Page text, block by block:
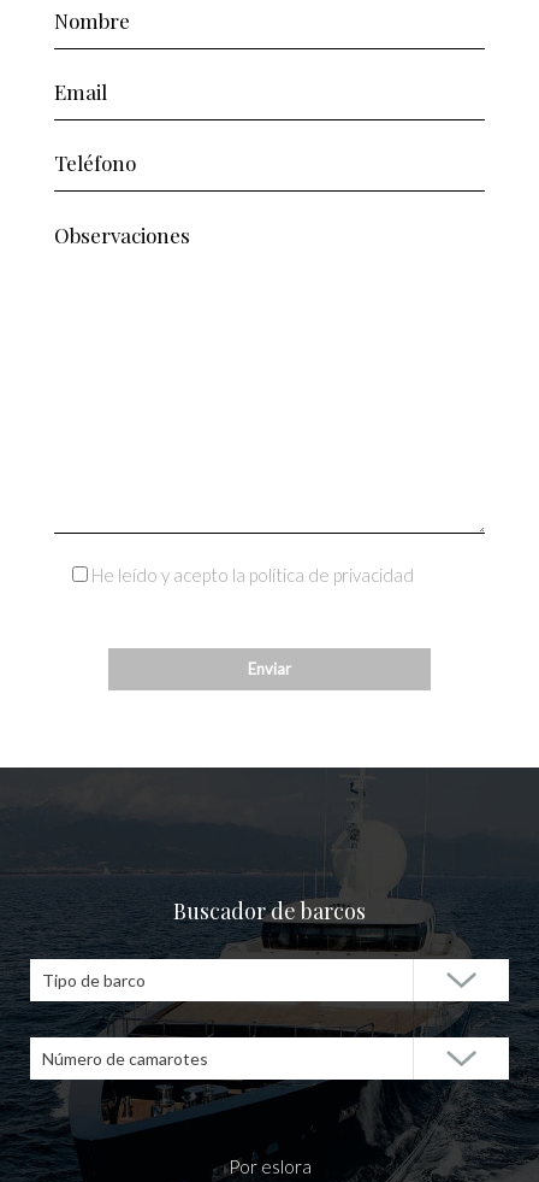
He leído y acepto la política de privacidad
Buscador de barcos
Tipo de barco
Número de camarotes
Por eslora